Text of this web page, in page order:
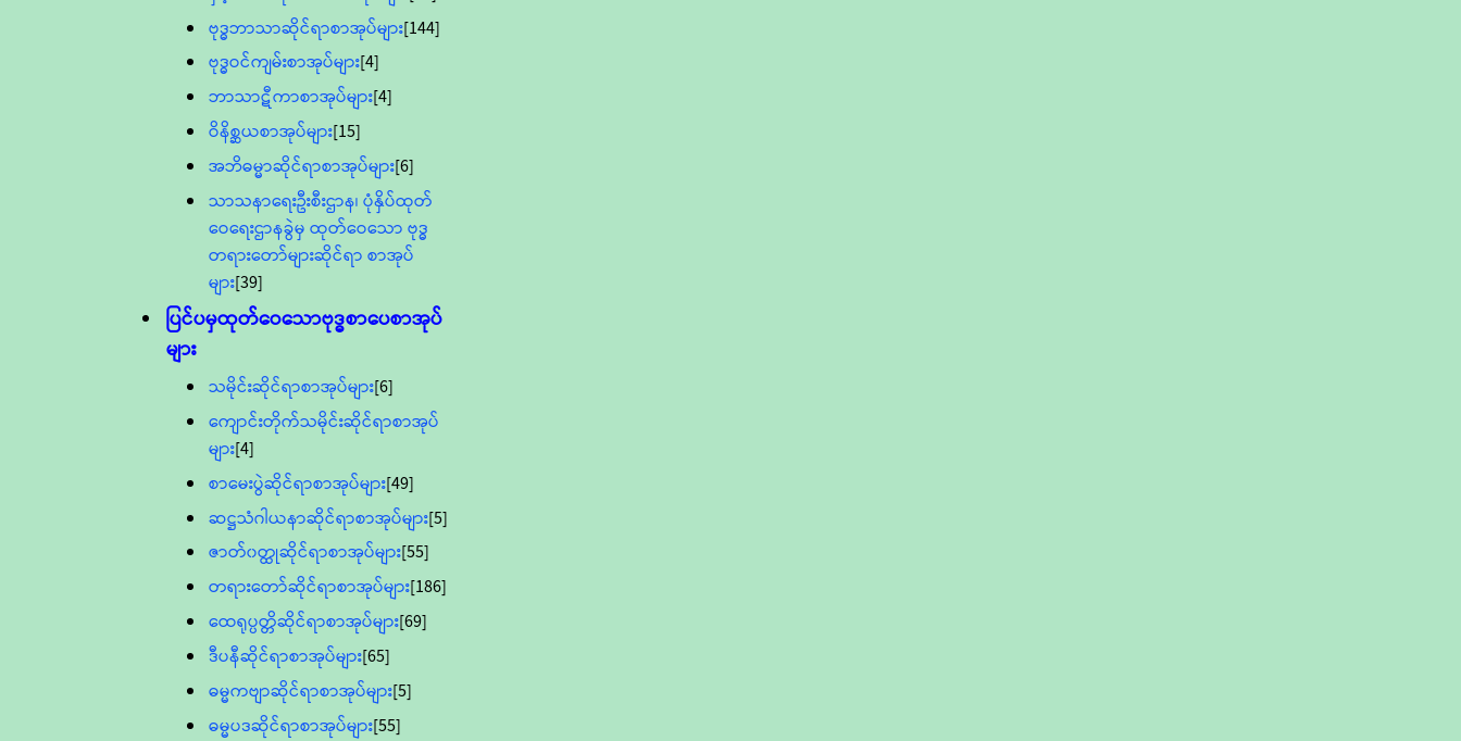
ဗုဒ္ဓဘာသာဆိုင်ရာစာအုပ်များ[144]
ဗုဒ္ဓဝင်ကျမ်းစာအုပ်များ[4]
ဘာသာဋီကာစာအုပ်များ[4]
ဝိနိစ္ဆယစာအုပ်များ[15]
အဘိဓမ္မာဆိုင်ရာစာအုပ်များ[6]
သာသနာရေးဦးစီးဌာန၊ ပုံနှိပ်ထုတ်
ဝေရေးဌာနခွဲမှ ထုတ်ဝေသော ဗုဒ္ဓ
တရားတော်များဆိုင်ရာ စာအုပ်
များ[39]
ပြင်ပမှထုတ်ဝေသောဗုဒ္ဓစာပေစာအုပ်
များ
သမိုင်းဆိုင်ရာစာအုပ်များ[6]
ကျောင်းတိုက်သမိုင်းဆိုင်ရာစာအုပ်
များ[4]
စာမေးပွဲဆိုင်ရာစာအုပ်များ[49]
ဆဋ္ဌသံဂါယနာဆိုင်ရာစာအုပ်များ[5]
ဇာတ်၀တ္ထုဆိုင်ရာစာအုပ်များ[55]
တရားတော်ဆိုင်ရာစာအုပ်များ[186]
ထေရုပ္ပတ္တိဆိုင်ရာစာအုပ်များ[69]
ဒီပနီဆိုင်ရာစာအုပ်များ[65]
ဓမ္မကဗျာဆိုင်ရာစာအုပ်များ[5]
ဓမ္မပဒဆိုင်ရာစာအုပ်များ[55]